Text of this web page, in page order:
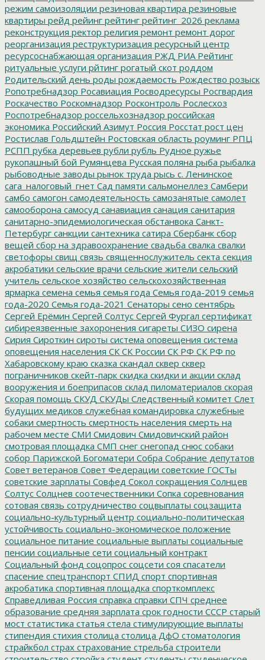
режим самоизоляции резиновая квартира резиновые
квартиры рейд рейинг рейтинг рейтинг_2026 реклама
реконструкция ректор религия ремонт ремонт дорог
реорганизация реструктуризация ресурсный центр
ресурсоснабжающая организация РЖД РИА Рейтинг
ритуальные услуги рйтинг рогатый скот роддом
Родительский день роды рождаемость Рождество розыск
Ропотребнадзор Росавиация Росводресурсы Росгвардия
Роскачество Роскомнадзор Росконтроль Рослесхоз
Роспотребнадзор россельхознадзор российская
экономика Российский Азимут Россия Росстат рост цен
Ростислав Гольдштейн Ростовская область роуминг РПЦ
РСПП рубка деревьев рубли рубль Рудное ружье
рукопашный бой Румянцева Русская поляна рыба рыбалка
рыбоводные заводы рынок труда рысь с. Ленинское
сага_налоговый_гнет Сад памяти сальмонеллез Самбери
самбо самогон самодеятельность самозанятые самолет
самооборона самосуд санавиация санация санитария
санитарно-эпидемиологическая обстанвока Санкт-
Петербург санкции сантехника сатира Сбербанк сбор
вещей сбор на здравоохранение свадьба свалка свалки
светофоры свищ связь священнослужитель секта секция
акробатики сельские врачи сельские жители сельский
учитель сельское хозяйство сельскохозяйственная
ярмарка семена семья семья года Семья года-2019 семья
года-2020 Семья года-2021 Сенаторы сено сентябрь
Сергей Ерёмин Сергей Солтус Сергей Фургал сертификат
сибиреязвенные захоронения сигареты СИЗО сирена
Сирия Сироткин сироты система оповещения система
оповещения населения СК СК России СК РФ СК РФ по
Хабаровскому краю сказка скандал сквер сквер
пограничников скейт-парк скидка скидки и акции склад
вооружения и боеприпасов склад пиломатериалов скорая
Скорая помощь СКУД СКУДы Следственный комитет Слет
будущих медиков служебная командировка служебные
собаки смертность смертность населения смерть на
рабочем месте СМИ Смидович Смидовичский район
смотровая площадка СМП снег снегопад снюс собаки
собор Парижской Богоматери Собра Собрание депутатов
Совет ветеранов Совет Федерации советские ГОСТы
советские зарплаты Совфед Сокол сокращения Солнцев
Солтус Солцнев соотечественники Сопка соревнования
сотовая связь сотрудничество соцвыплаты соцзащита
социально-культурный центр социально-политическая
устойчивость социально-экономическое положение
социальное питание социальные выплаты социальные
пенсии социальные сети социальный контракт
Социальный фонд соцопрос соцсети соя спасатели
спасение спецтранспорт СПИД спорт спортивная
акробатика спортивная площадка спорткомплекс
Справедливая Россия справка справки СПЧ среднее
образование средняя зарплата срок годности СССР старый
мост статистика статья стела стимулирующие выплаты
стипендия стихия столица столица ДфО стоматология
страйкбол страх страхование стрельба строители